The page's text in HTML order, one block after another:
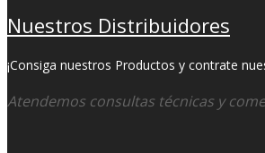
Nuestros Distribuidores
¡Consiga nuestros Productos y contrate
Atendemos consultas técnicas y